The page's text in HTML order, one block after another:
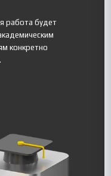
работа будет
конкретно